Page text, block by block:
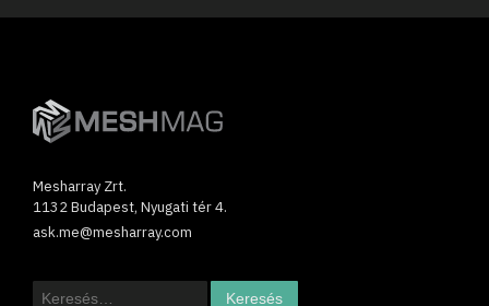
Mesharray Zrt.
1132 Budapest, Nyugati tér 4.
ask.me@mesharray.com
Keresés: